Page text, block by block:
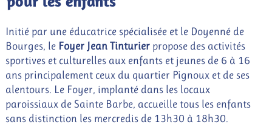
Initié par une éducatrice spécialisée et le Doyenné de
Bourges, le Foyer Jean Tinturierpropose des activités
sportives et culturelles aux enfants et jeunes de 6 à 16
ans principalement ceux du quartier Pignoux et de ses
alentours. Le Foyer, implanté dans les locaux
paroissiaux de Sainte Barbe, accueille tous les enfants
sans distinction les mercredis de 13h30 à 18h30.